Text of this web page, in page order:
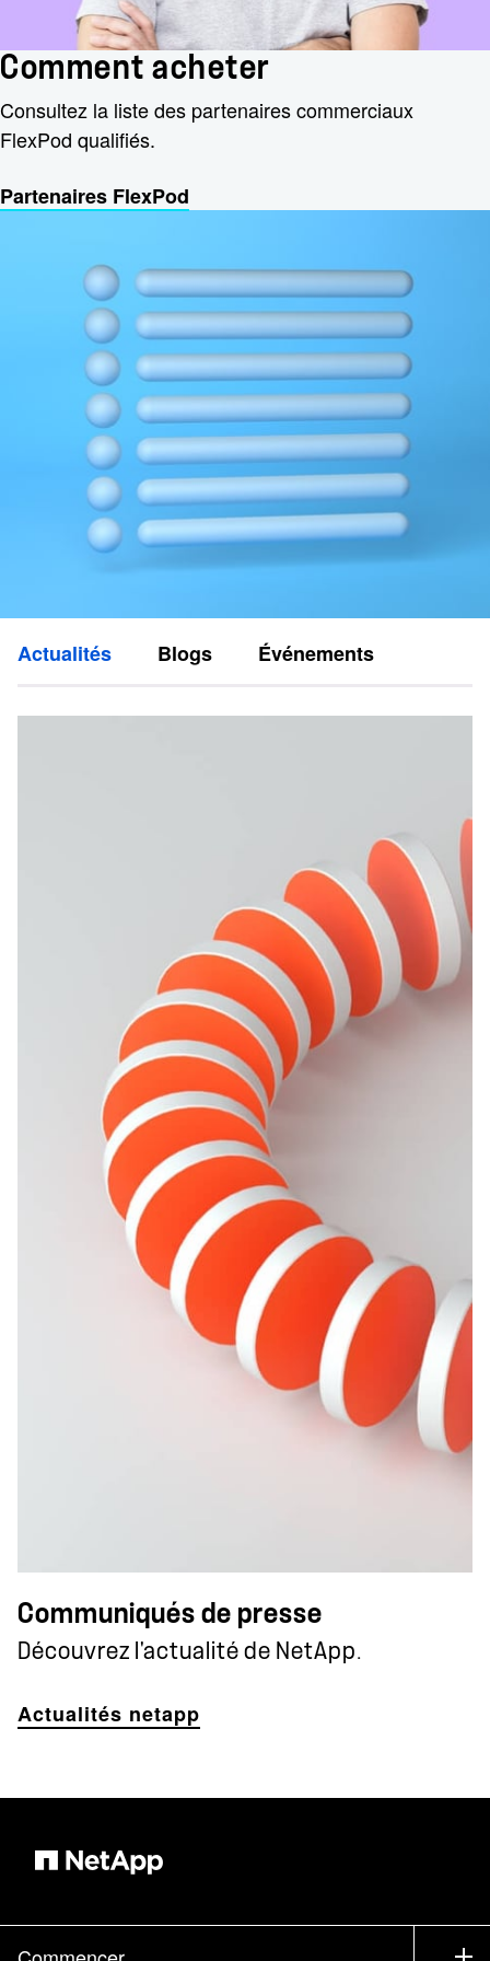
Comment acheter
Consultez la liste des partenaires commerciaux
FlexPod qualifiés.
Partenaires FlexPod
Actualités Blogs Événements
Communiqués de presse
Découvrez l'actualité de NetApp.
Actualités netapp